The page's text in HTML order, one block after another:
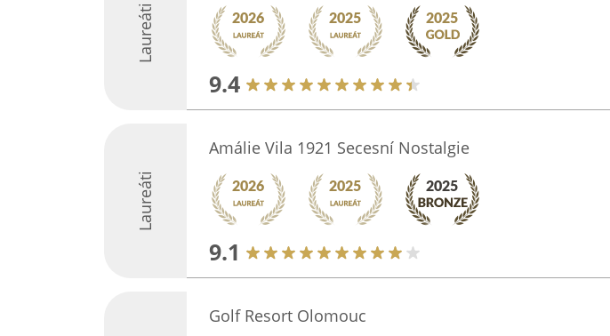
Laureáti
9.4
Laureáti
Amálie Vila 1921 Secesní Nostalgie
9.1
Golf Resort Olomouc